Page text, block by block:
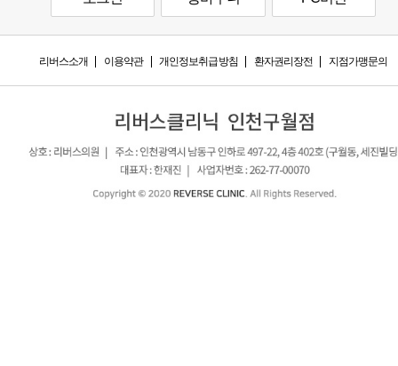
리버스소개 이용약관 개인정보취급방침 환자권리장전 지점가맹문의